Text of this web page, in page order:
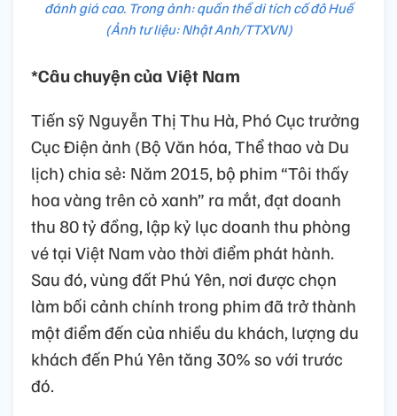
đánh giá cao. Trong ảnh: quần thể di tích cố đô Huế
(Ảnh tư liệu: Nhật Anh/TTXVN)
*Câu chuyện của Việt Nam
Tiến sỹ Nguyễn Thị Thu Hà, Phó Cục trưởng
Cục Điện ảnh (Bộ Văn hóa, Thể thao và Du
lịch) chia sẻ: Năm 2015, bộ phim “Tôi thấy
hoa vàng trên cỏ xanh” ra mắt, đạt doanh
thu 80 tỷ đồng, lập kỷ lục doanh thu phòng
vé tại Việt Nam vào thời điểm phát hành.
Sau đó, vùng đất Phú Yên, nơi được chọn
làm bối cảnh chính trong phim đã trở thành
một điểm đến của nhiều du khách, lượng du
khách đến Phú Yên tăng 30% so với trước
đó.